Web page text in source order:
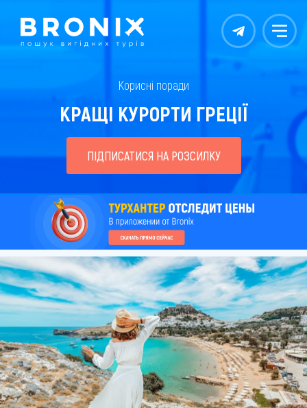
Контакты Меню
Корисні поради
КРАЩІ КУРОРТИ ГРЕЦІЇ
ПІДПИСАТИСЯ НА РОЗСИЛКУ